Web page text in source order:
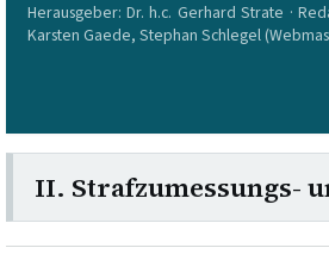
Herausgeber: Dr. h.c. Gerhard Strate ·
Karsten Gaede, Stephan Schlegel
II. Strafzumessungs-